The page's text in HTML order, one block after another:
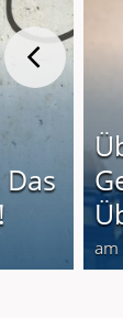
am